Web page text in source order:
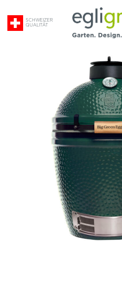
SCHWEIZER
QUALITÄT